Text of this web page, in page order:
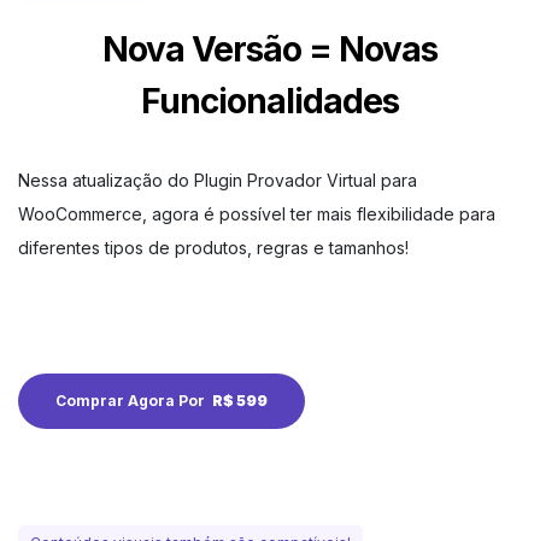
Nova Versão = Novas
Funcionalidades
Nessa atualização do Plugin Provador Virtual para
WooCommerce, agora é possível ter mais flexibilidade para
diferentes tipos de produtos, regras e tamanhos!
Comprar Agora Por R$ 599